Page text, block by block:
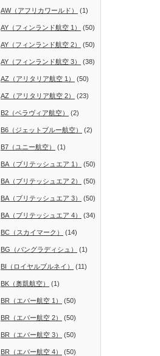
AW（アフリカワールド） (1)
AY（フィンランド航空 1） (50)
AY（フィンランド航空 2） (50)
AY（フィンランド航空 3） (38)
AZ（アリタリア航空 1） (50)
AZ（アリタリア航空 2） (23)
B2（ベラヴィア航空） (2)
B6（ジェットブルー航空） (2)
B7（ユニー航空） (1)
BA（ブリテッシュエア 1） (50)
BA（ブリテッシュエア 2） (50)
BA（ブリテッシュエア 3） (50)
BA（ブリテッシュエア 4） (34)
BC（スカイマーク） (14)
BG（バングラディシュ） (1)
BI（ロイヤルブルネイ） (11)
BK（奥凱航空） (1)
BR（エバー航空 1） (50)
BR（エバー航空 2） (50)
BR（エバー航空 3） (50)
BR（エバー航空 4） (50)